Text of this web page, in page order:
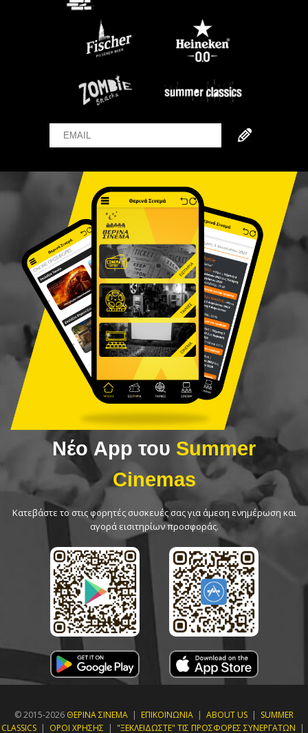
Email Name
Νέο App του Summer
Cinemas
Κατεβάστε το στις φορητές συσκευές σας για άμεση ενημέρωση και
αγορά εισιτηρίων προσφοράς.
© 2015-2026 ΘΕΡΙΝΑ ΣΙΝΕΜΑ | ΕΠΙΚΟΙΝΩΝΙΑ | ABOUT US | SUMMER
CLASSICS | ΟΡΟΙ ΧΡΗΣΗΣ | "ΞΕΚΛΕΙΔΩΣΤΕ" ΤΙΣ ΠΡΟΣΦΟΡΕΣ ΣΥΝΕΡΓΑΤΩΝ |